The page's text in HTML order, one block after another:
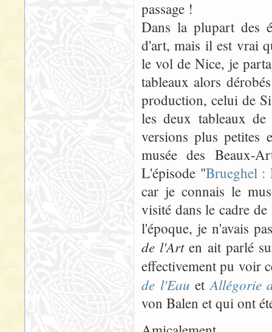
passage !
Dans la plupart des
d'art, mais il est vrai
le vol de Nice, je
tableaux alors
production, celui de
les deux tableaux
versions plus petites
musée des Beaux-
L'épisode "Brueghel :
car je connais le
visité dans le cadre
l'époque, je n'avais
de l'Arten ait parlé
effectivement pu voir
de l'Eau etAllégorie
von Balen et qui ont